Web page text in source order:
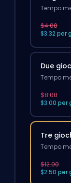
Tempo
$4.00
$3.32 per
Due
Tempo
$8.00
$3.00 per
Tre
Tempo
$12.00
$2.50 per